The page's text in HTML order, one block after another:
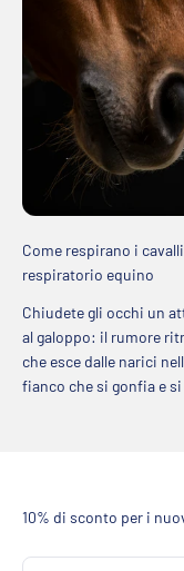
Come respirano i
respiratorio equino
Chiudete gli occhi un
al galoppo: il rumore
che esce dalle narici
fianco che si gonfia e
10% di sconto per i